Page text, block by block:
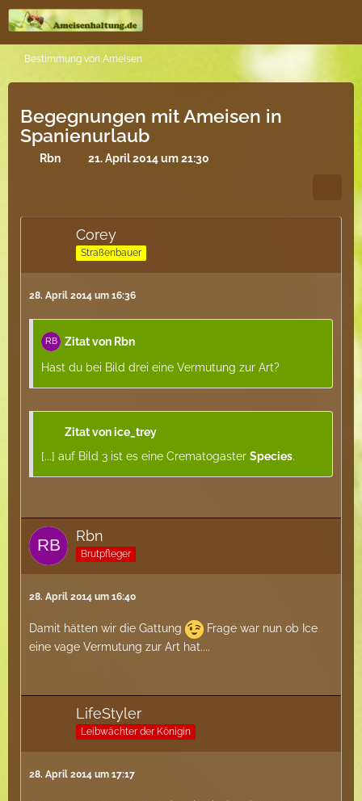
Bestimmung von Ameisen
Begegnungen mit Ameisen in
Spanienurlaub
Rbn 21. April 2014 um 21:30
Corey
Straßenbauer
28. April 2014 um 16:36
Zitat von Rbn
Hast du bei Bild drei eine Vermutung zur Art?
Zitat von ice_trey
[...] auf Bild 3 ist es eine Crematogaster Species.
Rbn
Brutpfleger
28. April 2014 um 16:40
Damit hätten wir die Gattung
Frage war nun ob Ice
eine vage Vermutung zur Art hat....
LifeStyler
Leibwächter der Königin
28. April 2014 um 17:17